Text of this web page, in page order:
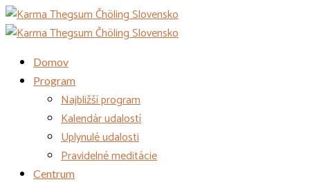
Domov
Program
Najbližší program
Kalendár udalostí
Uplynulé udalosti
Pravidelné meditácie
Centrum